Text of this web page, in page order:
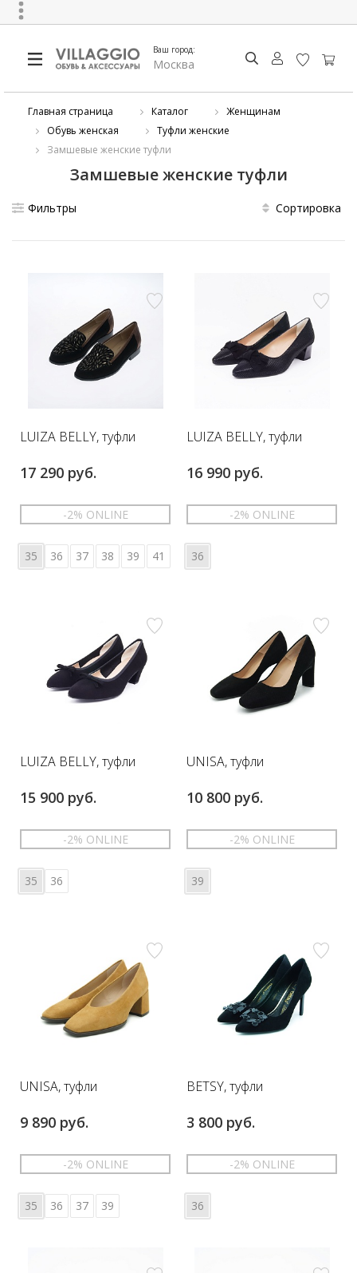
Ваш город:
Москва
Главная страница Каталог
Женщинам
Обувь женская
Туфли женские
Замшевые женские туфли
Замшевые женские туфли
Фильтры Сортировка
LUIZA BELLY, туфли
17 290 руб.
-2% ONLINE
35 36 37 38 39 41
LUIZA BELLY, туфли
16 990 руб.
-2% ONLINE
36
LUIZA BELLY, туфли
15 900 руб.
-2% ONLINE
35 36
UNISA, туфли
10 800 руб.
-2% ONLINE
39
UNISA, туфли
9 890 руб.
-2% ONLINE
35 36 37 39
BETSY, туфли
3 800 руб.
-2% ONLINE
36